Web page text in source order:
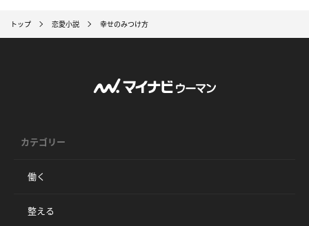
トップ 恋愛小説 幸せのみつけ方
カテゴリー
働く
整える